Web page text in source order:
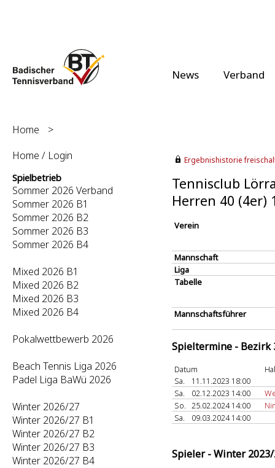
News Verband
Home
>
Home / Login
Spielbetrieb
Sommer 2026 Verband
Sommer 2026 B1
Sommer 2026 B2
Sommer 2026 B3
Sommer 2026 B4
Mixed 2026 B1
Mixed 2026 B2
Mixed 2026 B3
Mixed 2026 B4
Pokalwettbewerb 2026
Beach Tennis Liga 2026
Padel Liga BaWü 2026
Winter 2026/27
Winter 2026/27 B1
Winter 2026/27 B2
Winter 2026/27 B3
Winter 2026/27 B4
Ergebnishistorie
Tennisclub
Herren 40 (4er)
Verein
Mannschaft
Liga
Tabelle
Mannschaftsführer
Spieltermine - Bezirk
Datum
Sa.
11.11.2023 18:00
Sa.
02.12.2023 14:00
So. 25.02.2024 14:00
Sa.
09.03.2024 14:00
Spieler - Winter